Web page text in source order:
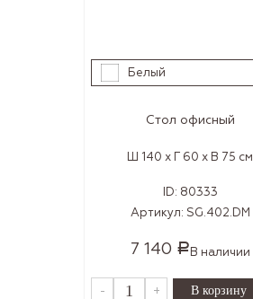
Белый
Стол офисный
Ш 140 x Г 60 x В 75 см
ID: 80333
Артикул: SG.402.DM
7 140 Р В наличии
- +